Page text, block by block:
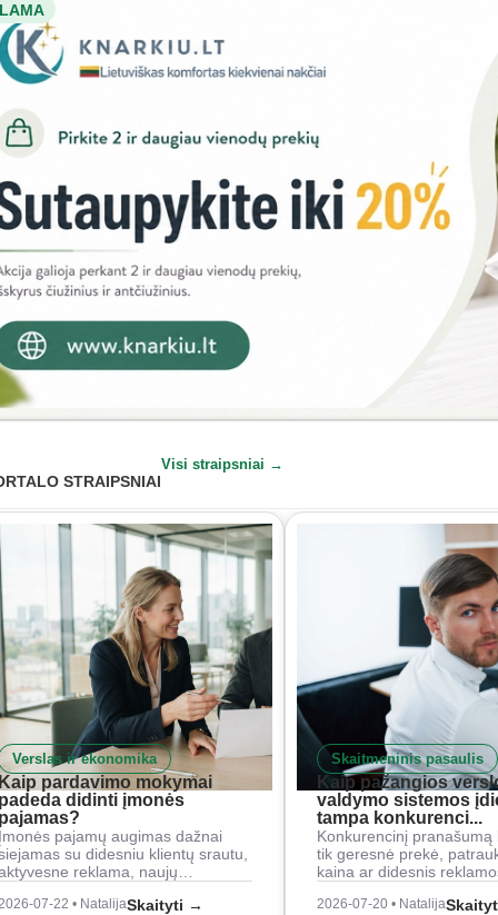
STRAIPSNIAI
Visi straipsniai →
Verslas ir ekonomika
pardavimo mokymai
didinti įmonės
pajamų augimas dažnai
su didesniu klientų srautu,
reklama, naujų…
07-22 • NatalijaSkaityti →
Skaitmeninis pasaulis
Kaip pažangios
valdymo sistemos
tampa konkurenci...
Konkurencinį pranašumą
tik geresnė prekė,
kaina ar didesnis
2026-07-20 • Natalija